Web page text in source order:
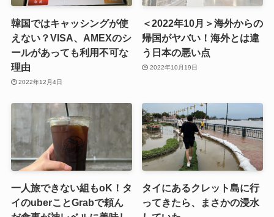
韓国ではキャッシングが使
えない？VISA、AMEXのシ
ールがあっても利用不可な
理由
2022年12月4日
＜2022年10月＞海外からの
帰国がヤバい！海外とは違
う日本の悪い点
2022年10月19日
一人旅できない組もoK！タ
イのuberことGrabで頼ん
タイにあるクレット島に行
ってきたら、まさかの浸水